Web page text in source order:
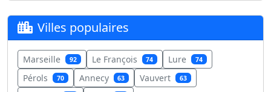
Villes populaires
Marseille 92 Le François 74 Lure 74
Pérols 70 Annecy 63 Vauvert 63